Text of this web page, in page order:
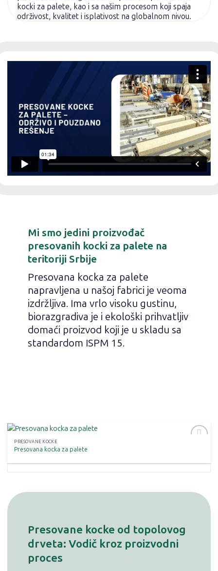
kocki za palete, kao i sa našim procesom koji spaja
održivost, kvalitet i isplativost na globalnom nivou.
Mi smo jedini proizvođač
presovanih kocki za palete na
teritoriji Srbije
Presovana kocka za palete
napravljena u našoj fabrici je veoma
izdržljiva. Ima vrlo visoku gustinu,
biorazgradiva je i ekološki prihvatljiv
domaći proizvod koji je u skladu sa
standardom ISPM 15.
artikal
PRESOVANE KOCKE
Presovana kocka za palete
Presovane kocke od topolovog
drveta: Vodič kroz proizvodni
proces